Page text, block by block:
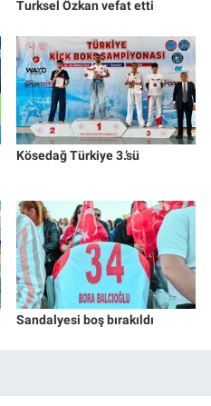
Turksel Özkan vefat etti
Kösedağ Türkiye 3.’sü
Sandalyesi boş bırakıldı